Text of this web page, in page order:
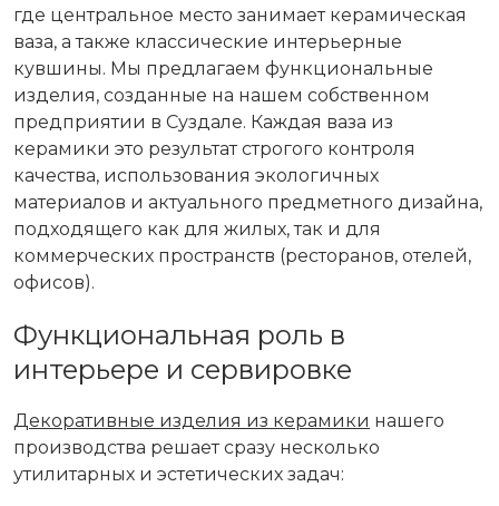
где центральное место занимает керамическая
ваза, а также классические интерьерные
кувшины. Мы предлагаем функциональные
изделия, созданные на нашем собственном
предприятии в Суздале. Каждая ваза из
керамики это результат строгого контроля
качества, использования экологичных
материалов и актуального предметного дизайна,
подходящего как для жилых, так и для
коммерческих пространств (ресторанов, отелей,
офисов).
Функциональная роль в
интерьере и сервировке
Декоративные изделия из керамики нашего
производства решает сразу несколько
утилитарных и эстетических задач: